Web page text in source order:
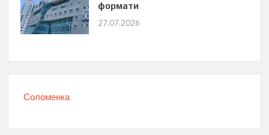
формати
27.07.2026
Соломенка